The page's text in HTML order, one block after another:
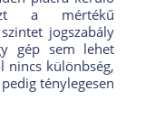
a mértékű
jogszabály
gép sem lehet
nincs különbség,
ténylegesen